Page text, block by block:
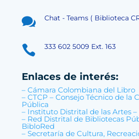
 Chat - Teams ( Biblioteca
 333 602 5009 Ext. 163
Enlaces de interés:
– Cámara Colombiana del Libro
– CTCP – Consejo Técnico de la
Pública
– Instituto Distrital de las Artes
– Red Distrital de Bibliotecas
BibloRed
– Secretaría de Cultura,